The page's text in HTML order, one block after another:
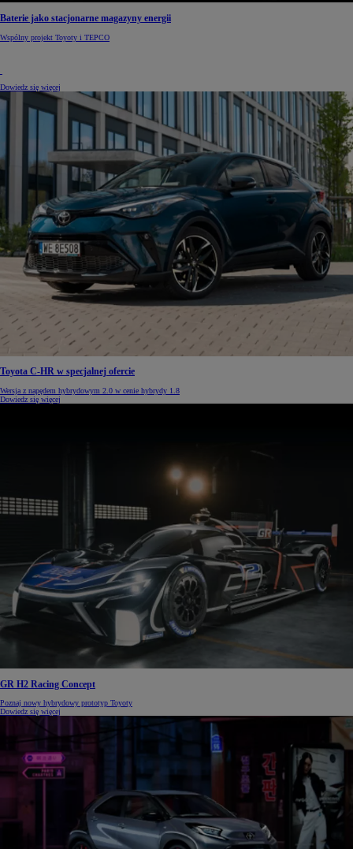
Baterie jako stacjonarne magazyny energii
Wspólny projekt Toyoty i TEPCO
Dowiedz się więcej
Toyota C-HR w specjalnej ofercie
Wersja z napędem hybrydowym 2.0 w cenie hybrydy 1.8
Dowiedz się więcej
GR H2 Racing Concept
Poznaj nowy hybrydowy prototyp Toyoty
Dowiedz się więcej